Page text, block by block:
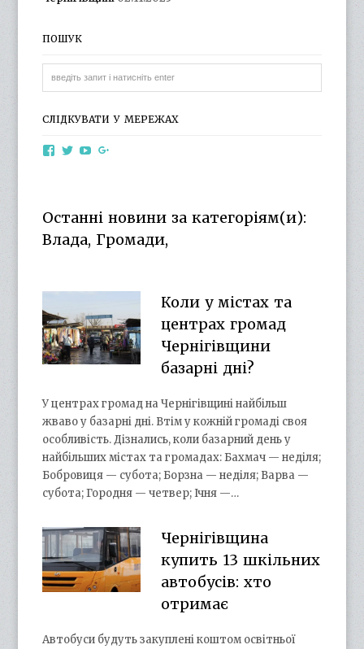
ПОШУК
СЛІДКУВАТИ У МЕРЕЖАХ
ViewViewView
YouTube
Останні новини за категоріям(и):
Влада, Громади,
Коли у містах та
центрах громад
Чернігівщини
базарні дні?
У центрах громад на Чернігівщині найбільш
жваво у базарні дні. Втім у кожній громаді своя
особливість. Дізнались, коли базарний день у
найбільших містах та громадах: Бахмач — неділя;
Бобровиця — субота; Борзна — неділя; Варва —
субота; Городня — четвер; Ічня —…
Чернігівщина
купить 13 шкільних
автобусів: хто
отримає
Автобуси будуть закуплені коштом освітньої